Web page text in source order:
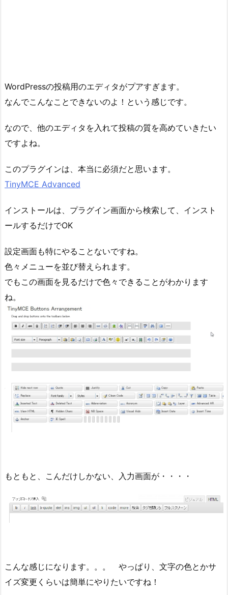
WordPressの投稿用のエディタがプアすぎます。
なんでこんなことできないのよ！という感じです。
なので、他のエディタを入れて投稿の質を高めていきたい
ですよね。
このプラグインは、本当に必須だと思います。
TinyMCE Advanced
インストールは、プラグイン画面から検索して、インスト
ールするだけでOK
設定画面も特にやることないですね。
色々メニューを並び替えられます。
でもこの画面を見るだけで色々できることがわかります
ね。
もともと、こんだけしかない、入力画面が・・・・
こんな感じになります。。。 やっぱり、文字の色とかサ
イズ変更くらいは簡単にやりたいですね！